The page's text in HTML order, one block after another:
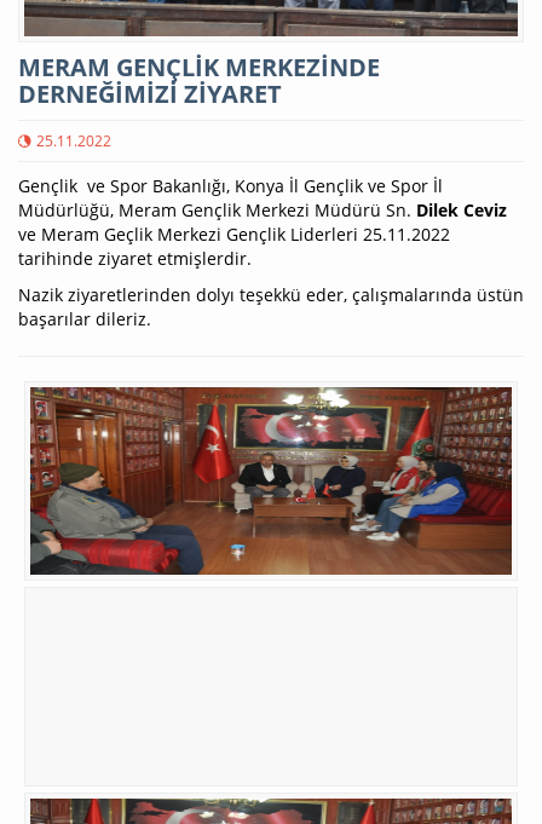
MERAM GENÇLİK MERKEZİNDE
DERNEĞİMİZİ ZİYARET
25.11.2022
Gençlik ve Spor Bakanlığı, Konya İl Gençlik ve Spor İl
Müdürlüğü, Meram Gençlik Merkezi Müdürü Sn. Dilek Ceviz
ve Meram Geçlik Merkezi Gençlik Liderleri 25.11.2022
tarihinde ziyaret etmişlerdir.
Nazik ziyaretlerinden dolyı teşekkü eder, çalışmalarında üstün
başarılar dileriz.